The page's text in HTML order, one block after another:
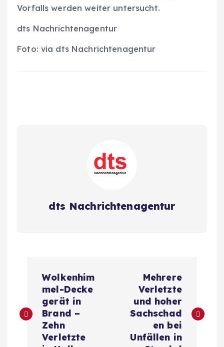
Vorfalls werden weiter untersucht.
dts Nachrichtenagentur
Foto: via dts Nachrichtenagentur
dts Nachrichtenagentur
i
Wolkenhim
mel-Decke
gerät in
Brand –
Zehn
Verletzte
Mehrere
Verletzte
und hoher
Sachschad
en bei
Unfällen in